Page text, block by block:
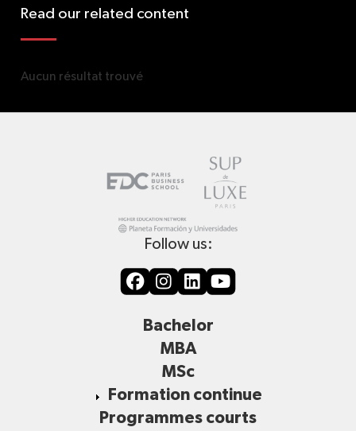
Read our related content
Aucun résultat trouvé
Follow us:
Bachelor
MBA
MSc
Formation continue
Programmes courts